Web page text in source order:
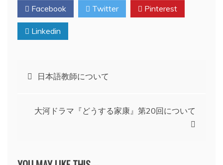
Facebook Twitter Pinterest
Linkedin
投
日本語教師について
大河ドラマ『どうする家康』第20回について